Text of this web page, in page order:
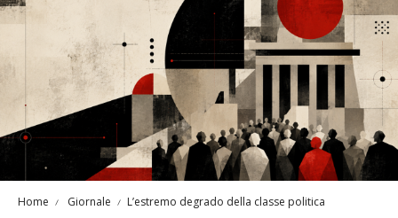
Home Giornale L’estremo degrado della classe politica